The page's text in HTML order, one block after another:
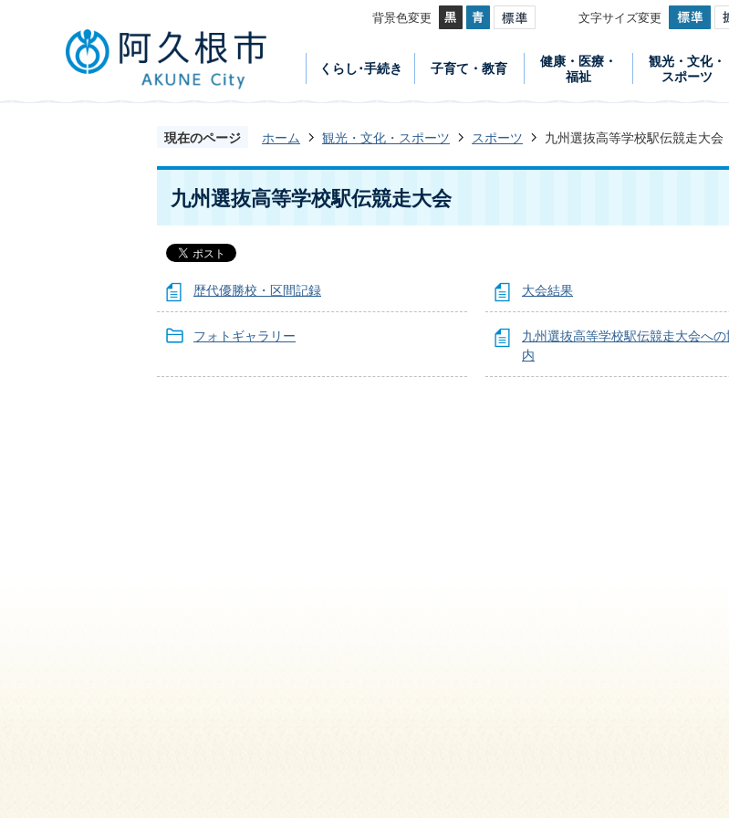
背景色変更 文字サイズ変更
くらし･手続き 子育て・教育
健康・医療・
福祉
観光・文化・
スポーツ
現在のページ ホーム 観光・文化・スポーツ スポーツ 九州選抜高等学校駅伝競走大会
九州選抜高等学校駅伝競走大会
歴代優勝校・区間記録 大会結果
フォトギャラリー
九州選抜高等学校駅伝競走大会へ
内